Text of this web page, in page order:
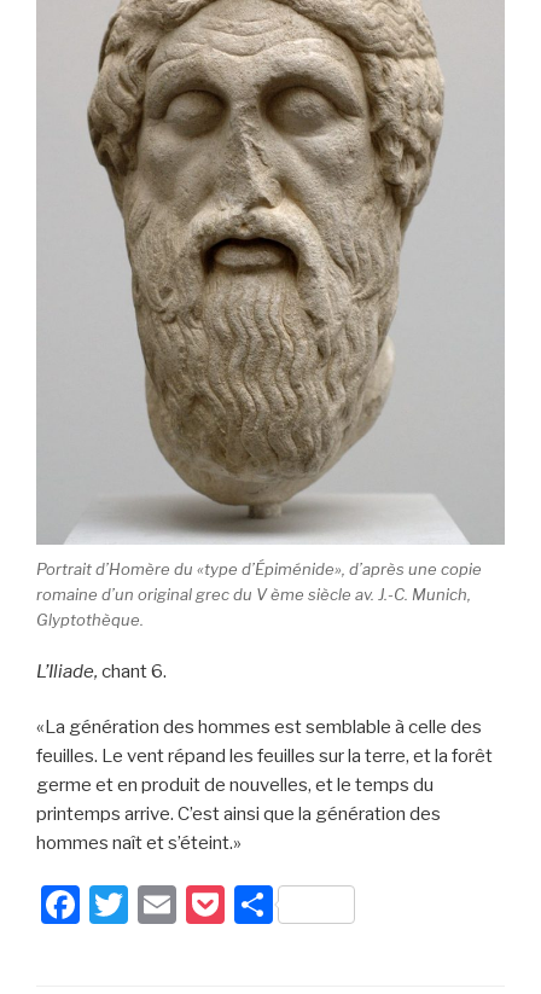
Portrait d’Homère du «type d’Épiménide», d’après une copie
romaine d’un original grec du V ème siècle av. J.-C. Munich,
Glyptothèque.
L’Iliade, chant 6.
«La génération des hommes est semblable à celle des
feuilles. Le vent répand les feuilles sur la terre, et la forêt
germe et en produit de nouvelles, et le temps du
printemps arrive. C’est ainsi que la génération des
hommes naît et s’éteint.»
F
T
E
P P